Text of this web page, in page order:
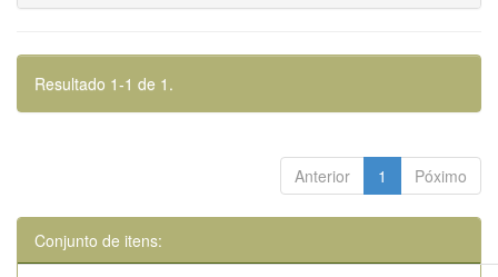
Resultado 1-1 de 1.
Anterior 1 Póximo
Conjunto de itens: